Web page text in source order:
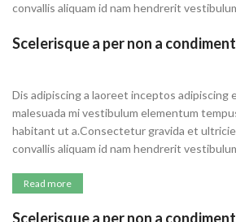
convallis aliquam id nam hendrerit
Scelerisque a per non a
Dis adipiscing a laoreet inceptos adipiscing
malesuada mi vestibulum elementum
habitant ut a.Consectetur gravida et
convallis aliquam id nam hendrerit
Read more
Scelerisque a per non a